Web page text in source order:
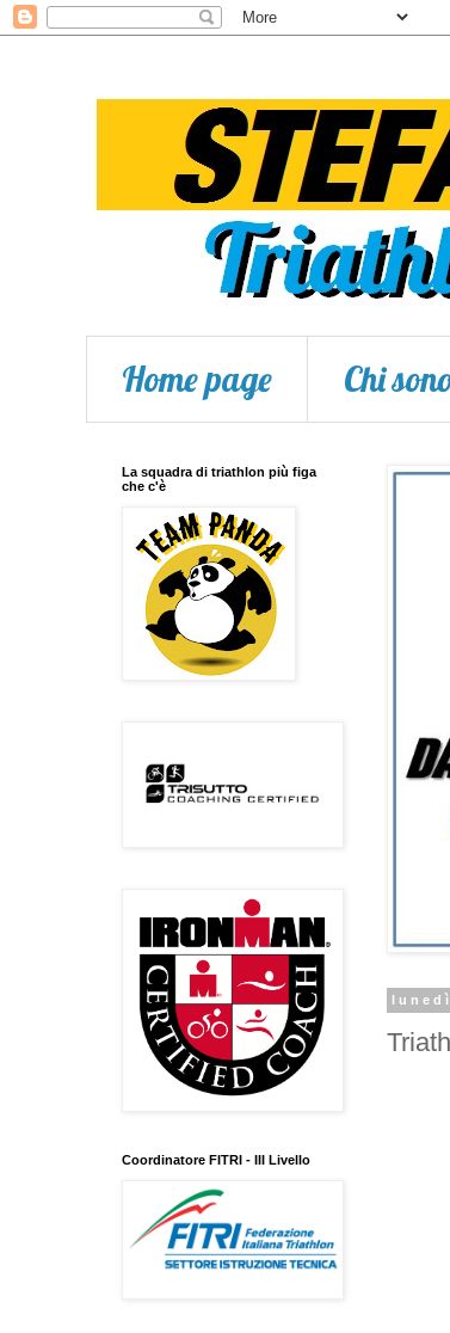
Home page Chi
La squadra di triathlon più figa
che c'è
Coordinatore FITRI - III Livello